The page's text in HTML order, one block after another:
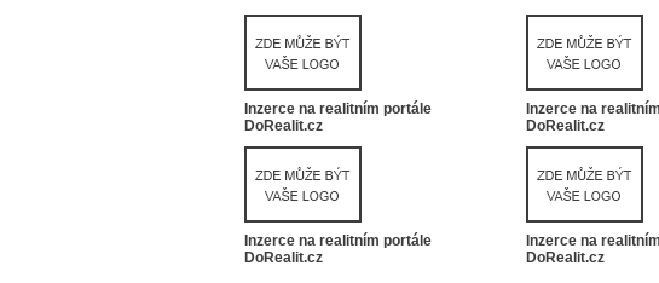
Inzerce na realitním portále
DoRealit.cz
Inzerce na
DoRealit.cz
Inzerce na realitním portále
DoRealit.cz
Inzerce na
DoRealit.cz